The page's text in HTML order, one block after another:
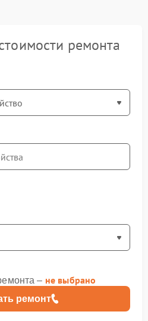
ремонта
ремонт
– не выбрано